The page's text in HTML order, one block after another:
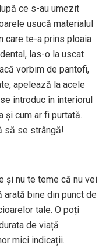
ce s-au umezit
usucă materialul
care te-a prins ploaia
las-o la uscat
vorbim de pantofi,
apelează la acele
introduc în interiorul
și cum ar fi purtată.
să se strângă!
și nu te teme că nu vei
bine din punct de
tale. O poți
de viață
mici indicații.